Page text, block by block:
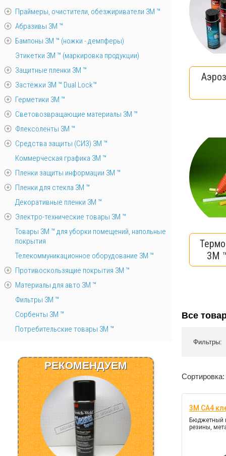
3М
Все
Фильтры:
Сортировка:
3M CA4
Бюджетный
резины,
Праймеры, очистители, обезжириватели 3М ™
Абразивы 3М ™
Бампоны 3М ™ (ножки - демпферы)
Этикетки 3М ™ (маркировка продукции)
Защитные пленки 3М ™
Застёжки 3М ™ Dual Lock™
Герметики 3М ™
Световозвращающие материалы 3М ™
Флексоленты 3М ™
Средства защиты (СИЗ) 3M ™
Коммерческая графика 3М ™
Пленки защиты информации 3М ™
Пленки для стекла 3М ™
Декоративные пленки 3М ™
Электро-технические товары 3М ™
Товары 3М ™ для уборки помещений, напольные
покрытия
Телекоммуникационное оборудование 3М ™
Противоскользящие покрытия 3М ™
Материалы для авто 3М ™
Фильтры 3М ™
Сорбенты 3М ™
Потребительские товары 3М ™
РЕКОМЕНДУЕМ